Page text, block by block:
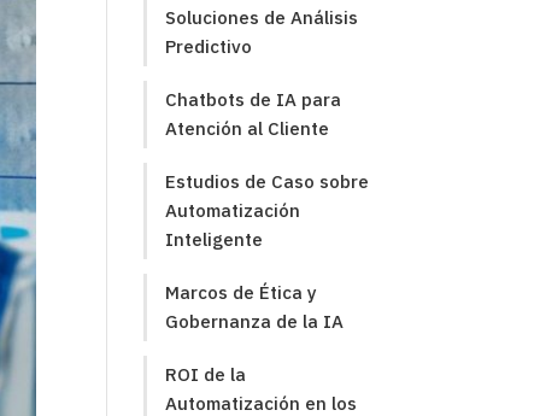
Soluciones de Análisis
Predictivo
Chatbots de IA para
Atención al Cliente
Estudios de Caso sobre
Automatización
Inteligente
Marcos de Ética y
Gobernanza de la IA
ROI de la
Automatización en los